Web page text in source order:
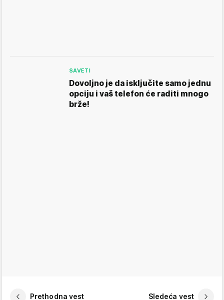
SAVETI
Dovoljno je da isključite samo jednu
opciju i vaš telefon će raditi mnogo
brže!
Prethodna vest Sledeća vest